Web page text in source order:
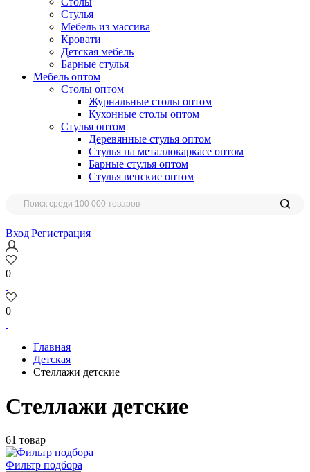
Стулья
Мебель из массива
Кровати
Детская мебель
Барные стулья
Мебель оптом
Столы оптом
Журнальные столы оптом
Кухонные столы оптом
Стулья оптом
Деревянные стулья оптом
Стулья на металлокаркасе оптом
Барные стулья оптом
Стулья венские оптом
Вход|Регистрация
0
0
Главная
Детская
Стеллажи детские
Стеллажи детские
61 товар
Фильтр подбора